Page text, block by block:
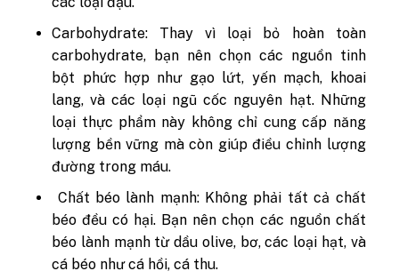
Carbohydrate: Thay vì loại bỏ hoàn toàn
carbohydrate, bạn nên chọn các nguồn tinh
bột phức hợp như gạo lứt, yến mạch, khoai
lang, và các loại ngũ cốc nguyên hạt. Những
loại thực phẩm này không chỉ cung cấp năng
lượng bền vững mà còn giúp điều chỉnh lượng
đường trong máu.
Chất béo lành mạnh: Không phải tất cả chất
béo đều có hại. Bạn nên chọn các nguồn chất
béo lành mạnh từ dầu olive, bơ, các loại hạt, và
cá béo như cá hồi, cá thu.